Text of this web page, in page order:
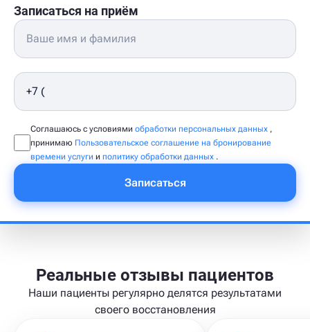
Записаться на приём
Соглашаюсь с условиями обработки персональных данных ,
принимаю Пользовательское соглашение на бронирование
времени услуги и политику обработки данных .
Записаться
Реальные отзывы пациентов
Наши пациенты регулярно делятся результатами
своего восстановления